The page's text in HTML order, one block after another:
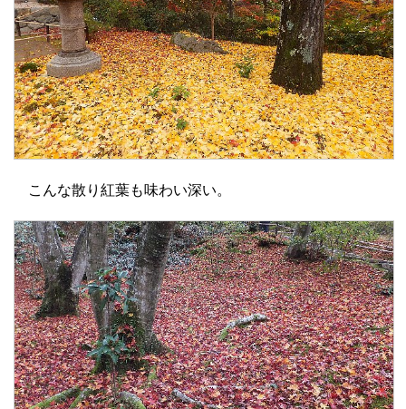
こんな散り紅葉も味わい深い。